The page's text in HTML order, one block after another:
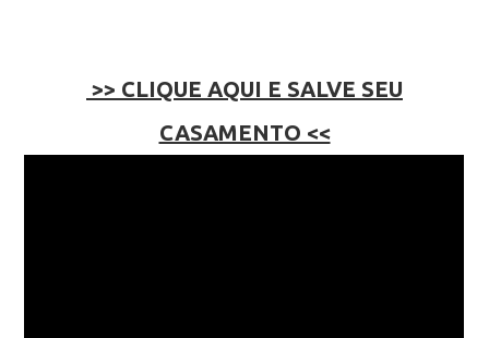
>> CLIQUE AQUI E SALVE SEU
CASAMENTO <<